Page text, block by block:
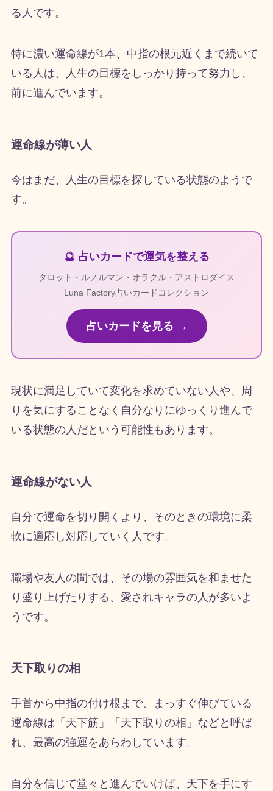
る人です。
特に濃い運命線が1本、中指の根元近くまで続いて
いる人は、人生の目標をしっかり持って努力し、
前に進んでいます。
運命線が薄い人
今はまだ、人生の目標を探している状態のようで
す。
🔮 占いカードで運気を整える
タロット・ルノルマン・オラクル・アストロダイス
Luna Factory占いカードコレクション
占いカードを見る →
現状に満足していて変化を求めていない人や、周
りを気にすることなく自分なりにゆっくり進んで
いる状態の人だという可能性もあります。
運命線がない人
自分で運命を切り開くより、そのときの環境に柔
軟に適応し対応していく人です。
職場や友人の間では、その場の雰囲気を和ませた
り盛り上げたりする、愛されキャラの人が多いよ
うです。
天下取りの相
手首から中指の付け根まで、まっすぐ伸びている
運命線は「天下筋」「天下取りの相」などと呼ば
れ、最高の強運をあらわしています。
自分を信じて堂々と進んでいけば、天下を手にす